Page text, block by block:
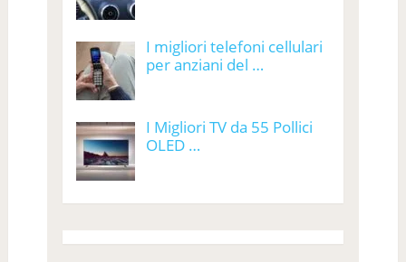
I migliori telefoni cellulari
per anziani del …
I Migliori TV da 55 Pollici
OLED …